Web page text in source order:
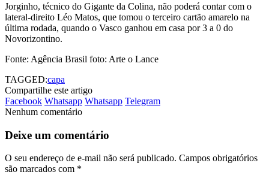
Jorginho, técnico do Gigante da Colina, não poderá contar com o
lateral-direito Léo Matos, que tomou o terceiro cartão amarelo na
última rodada, quando o Vasco ganhou em casa por 3 a 0 do
Novorizontino.
Fonte: Agência Brasil foto: Arte o Lance
TAGGED:capa
Compartilhe este artigo
Facebook Whatsapp Whatsapp Telegram
Nenhum comentário
Deixe um comentário
O seu endereço de e-mail não será publicado. Campos obrigatórios
são marcados com *